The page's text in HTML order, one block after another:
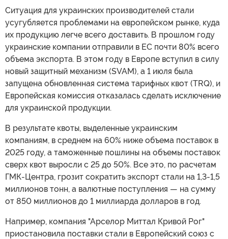
Ситуация для украинских производителей стали
усугубляется проблемами на европейском рынке, куда
их продукцию легче всего доставить. В прошлом году
украинские компании отправили в ЕС почти 80% всего
объема экспорта. В этом году в Европе вступил в силу
новый защитный механизм (SVAM), а 1 июля была
запущена обновленная система тарифных квот (TRQ), и
Европейская комиссия отказалась сделать исключение
для украинской продукции.
В результате квоты, выделенные украинским
компаниям, в среднем на 60% ниже объема поставок в
2025 году, а таможенные пошлины на объемы поставок
сверх квот выросли с 25 до 50%. Все это, по расчетам
ГМК-Центра, грозит сократить экспорт стали на 1,3-1,5
миллионов тонн, а валютные поступления — на сумму
от 850 миллионов до 1 миллиарда долларов в год.
Например, компания "Арселор Миттал Кривой Рог"
приостановила поставки стали в Европейский союз с